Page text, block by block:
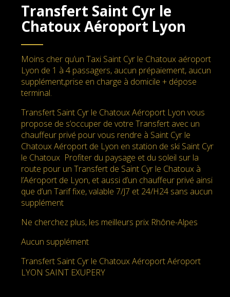
Transfert Saint Cyr le
Chatoux Aéroport Lyon
Moins cher qu’un Taxi Saint Cyr le Chatoux aéroport
Lyon de 1 à 4 passagers, aucun prépaiement, aucun
supplément,prise en charge à domicile + dépose
terminal.
Transfert Saint Cyr le Chatoux Aéroport Lyon vous
propose de s’occuper de votre Transfert avec un
chauffeur privé pour vous rendre à Saint Cyr le
Chatoux Aéroport de Lyon en station de ski Saint Cyr
le Chatoux Profiter du paysage et du soleil sur la
route pour un Transfert de Saint Cyr le Chatoux à
l’Aéroport de Lyon, et aussi d’un chauffeur privé ainsi
que d’un Tarif fixe, valable 7/J7 et 24/H24 sans aucun
supplément
Ne cherchez plus, les meilleurs prix Rhône-Alpes
Aucun supplément
Transfert Saint Cyr le Chatoux Aéroport Aéroport
LYON SAINT EXUPERY